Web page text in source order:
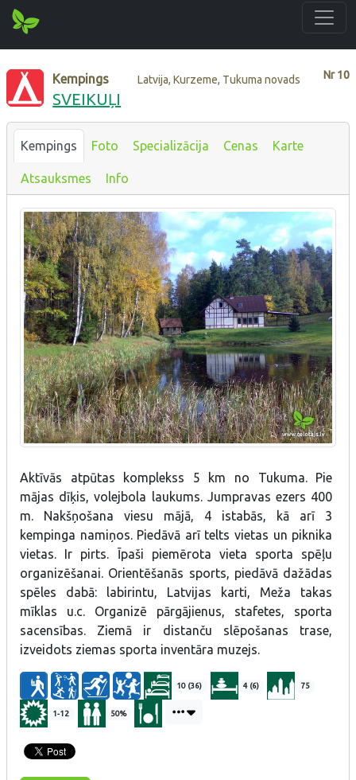
Nr10
Kempings Latvija, Kurzeme, Tukuma novads
SVEIKUĻI
Kempings Foto Specializācija Cenas Karte
Atsauksmes Info
Aktīvās atpūtas komplekss 5 km no Tukuma. Pie
mājas dīķis, volejbola laukums. Jumpravas ezers 400
m. Nakšņošana viesu mājā, 4 istabās, kā arī 3
kempinga namiņos. Piedāvā arī telts vietas un piknika
vietas. Ir pirts. Īpaši piemērota vieta sporta spēļu
organizēšanai. Orientēšanās sports, piedāvā dažādas
spēles dabā: labirintu, Latvijas karti, Meža takas
mīklas u.c. Organizē pārgājienus, stafetes, sporta
sacensības. Ziemā ir distanču slēpošanas trase,
izveidots ziemas sporta inventāra muzejs.
10 (36) 4 (6) 75
1-12 50%